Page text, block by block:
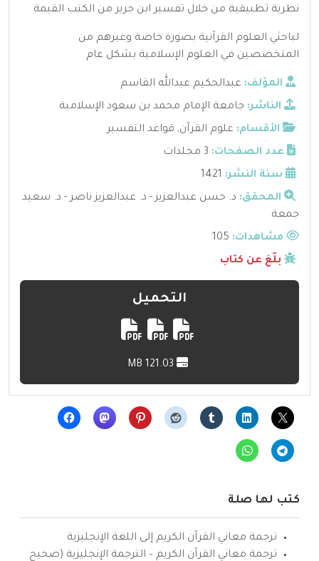
نظرية تطبيقية من خلال تفسير ابن جرير من الكتب القيمة
لباحثي العلوم القرآنية بصورة خاصة وغيرهم من
المتخصصين في العلوم الإسلامية بشكل عام
المؤلف: عبدالحكيم عبدالله القاسم
الناشر: جامعة الإمام محمد بن سعود الإسلامية
الأقسام: علوم القرآن, قواعد التفسير
عدد الصفحات: 3 مجلدات
سنة النشر: 1421
المحقق: د. حسن عبدالعزيز - د. عبدالعزيز ناصر - د. سعيد
جمعة
مشاهدات:
بلّغ عن كتاب
التحميل
كتب لها صلة
ترجمة معاني القرآن الكريم إلى اللغة الإنجليزية
ترجمة معاني القرآن الكريم – الترجمة الإنجليزية (صحيح